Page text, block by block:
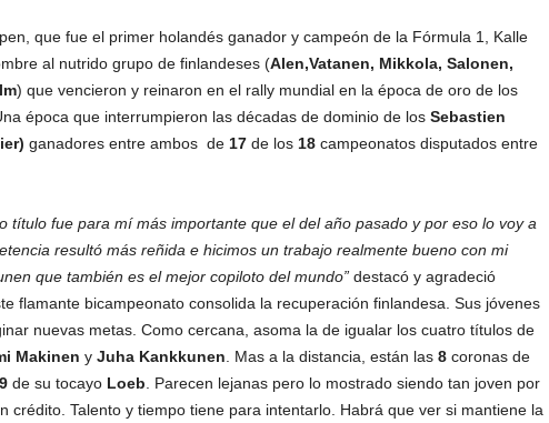
que fue el primer holandés ganador y campeón de la Fórmula 1, Kalle
al nutrido grupo de finlandeses (Alen,Vatanen, Mikkola, Salonen,
) que vencieron y reinaron en el rally mundial en la época de oro de los
época que interrumpieron las décadas de dominio de los Sebastien
ganadores entre ambos de 17de los 18 campeonatos disputados entre
título fue para mí más importante que el del año pasado y por eso lo voy a
resultó más reñida e hicimos un trabajo realmente bueno con mi
que también es el mejor copiloto del mundo”destacó y agradeció
flamante bicampeonato consolida la recuperación finlandesa. Sus jóvenes
nuevas metas. Como cercana, asoma la de igualar los cuatro títulos de
Makinen y Juha Kankkunen . Mas a la distancia, están las 8coronas de
9 de su tocayo Loeb . Parecen lejanas pero lo mostrado siendo tan joven por
crédito. Talento y tiempo tiene para intentarlo. Habrá que ver si mantiene la